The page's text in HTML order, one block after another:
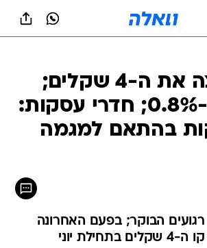
הדולר חצה את ה-4 שקלים;
מתחזק ב-0.8%; חדרי עסקות:
בהתאם למגמה
הבוקר; בפעם האחרונה
יוני